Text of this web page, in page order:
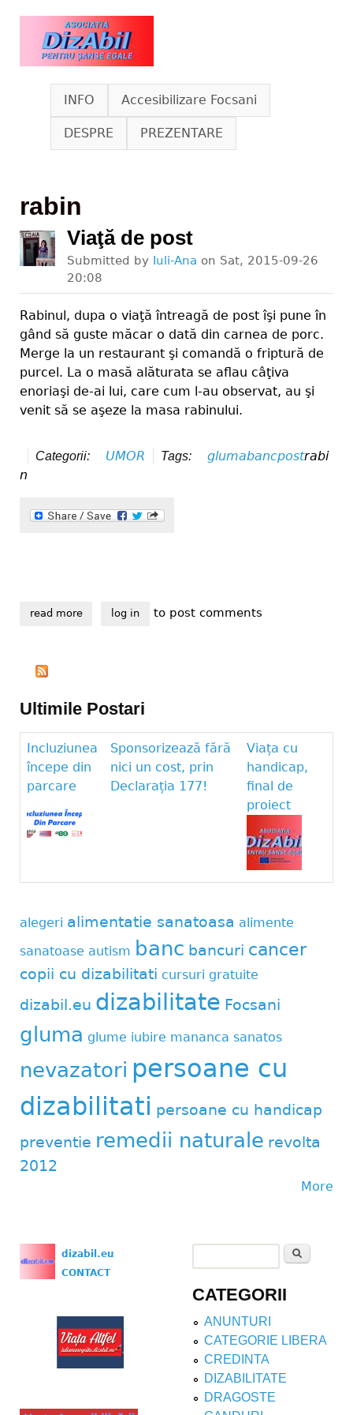
Skip to main content
www.dizabil.eu
INFO Accesibilizare Focsani
DESPRE PREZENTARE
rabin
Viaţă de post
Submitted by Iuli-Ana on Sat, 2015-09-26
20:08
Rabinul, dupa o viaţă întreagă de post îşi pune în
gând să guste măcar o dată din carnea de porc.
Merge la un restaurant şi comandă o friptură de
purcel. La o masă alăturata se aflau câţiva
enoriaşi de-ai lui, care cum l-au observat, au şi
venit să se aşeze la masa rabinului.
Categorii: UMOR Tags: glumabancpostrabi
n
read moreabout viaţă de post
log in to post comments
Ultimile Postari
Incluziunea
începe din
parcare
Sponsorizează fără
nici un cost, prin
Declarația 177!
Viața cu
handicap,
final de
proiect
alegeri alimentatie sanatoasa alimente
sanatoase autism banc bancuri cancer
copii cu dizabilitati cursuri gratuite
dizabil.eu dizabilitate Focsani
gluma glume iubire mananca sanatos
nevazatori persoane cu
dizabilitati persoane cu handicap
preventie remedii naturale revolta
2012
More
dizabil.eu
CONTACT
Search form
CATEGORII
ANUNTURI
CATEGORIE LIBERA
CREDINTA
DIZABILITATE
DRAGOSTE